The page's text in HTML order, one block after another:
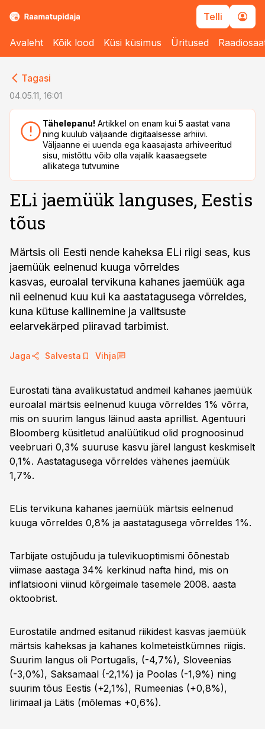
Telli
Avaleht Kõik lood Küsi küsimus Üritused
Tagasi
04.05.11, 16:01
Tähelepanu! Artikkel on enam kui 5 aastat vana
ning kuulub väljaande digitaalsesse arhiivi.
Väljaanne ei uuenda ega kaasajasta arhiveeritud
sisu, mistõttu võib olla vajalik kaasaegsete
allikatega tutvumine
ELi jaemüük languses, Eestis
tõus
Märtsis oli Eesti nende kaheksa ELi riigi seas, kus
jaemüük eelnenud kuuga võrreldes
kasvas, euroalal tervikuna kahanes jaemüük aga
nii eelnenud kuu kui ka aastatagusega võrreldes,
kuna kütuse kallinemine ja valitsuste
eelarvekärped piiravad tarbimist.
Jaga Salvesta Vihja
Eurostati täna avalikustatud andmeil kahanes jaemüük
euroalal märtsis eelnenud kuuga võrreldes 1% võrra,
mis on suurim langus läinud aasta aprillist. Agentuuri
Bloomberg küsitletud analüütikud olid prognoosinud
veebruari 0,3% suuruse kasvu järel langust keskmiselt
0,1%. Aastatagusega võrreldes vähenes jaemüük
1,7%.
ELis tervikuna kahanes jaemüük märtsis eelnenud
kuuga võrreldes 0,8% ja aastatagusega võrreldes 1%.
Tarbijate ostujõudu ja tulevikuoptimismi õõnestab
viimase aastaga 34% kerkinud nafta hind, mis on
inflatsiooni viinud kõrgeimale tasemele 2008. aasta
oktoobrist.
Eurostatile andmed esitanud riikidest kasvas jaemüük
märtsis kaheksas ja kahanes kolmeteistkümnes riigis.
Suurim langus oli Portugalis, (-4,7%), Sloveenias
(-3,0%), Saksamaal (-2,1%) ja Poolas (-1,9%) ning
suurim tõus Eestis (+2,1%), Rumeenias (+0,8%),
Iirimaal ja Lätis (mõlemas +0,6%).